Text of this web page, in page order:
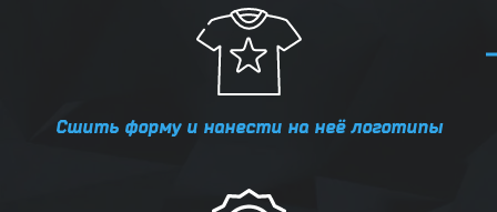
Сшить форму и нанести на неё логотипы